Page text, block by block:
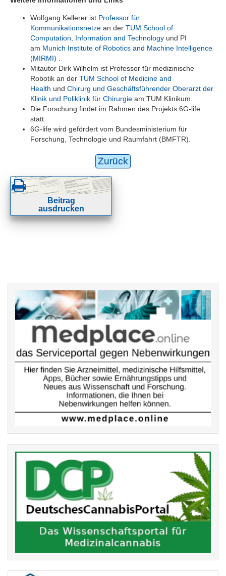
Wolfgang Kellerer ist Professor für
Kommunikationsnetze an der TUM School of
Computation, Information and Technology und PI
am Munich Institute of Robotics and Machine Intelligence
(MIRMI)
Mitautor Dirk Wilhelm ist Professor für medizinische
Robotik an der TUM School of Medicine and
Health und Chirurg und Geschäftsführender Oberarzt der
Klinik und Poliklinik für Chirurgie am TUM Klinikum.
Die Forschung findet im Rahmen des Projekts 6G-life
statt.
6G-life wird gefördert vom Bundesministerium für
Forschung, Technologie und Raumfahrt (BMFTR).
Zurück
Beitrag
ausdrucken